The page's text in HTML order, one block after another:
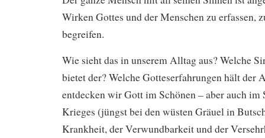
Wirken Gottes und der Menschen zu erfassen,
begreifen.
Wie sieht das in unserem Alltag aus? Welche
bietet der? Welche Gotteserfahrungen hält der
entdecken wir Gott im Schönen – aber auch im
Krieges (jüngst bei den wüsten Gräuel in
Krankheit, der Verwundbarkeit und der